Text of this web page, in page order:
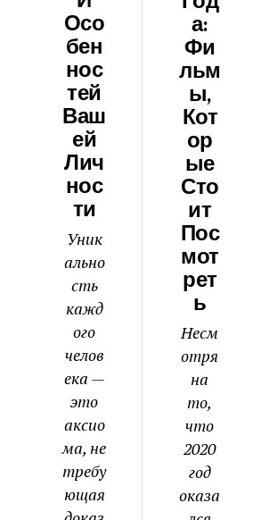
Осо
Бен
Нос
Тей
Ваш
Ей
Лич
Нос
Ти
Уник
ально
сть
кажд
ого
челов
ека —
это
аксио
ма, не
требу
ющая
А:
Фи
Льм
Ы,
Кот
Ор
Ые
Сто
Ит
Пос
Мот
Рет
Ь
Несм
отря
на
то,
что
2020
год
оказа